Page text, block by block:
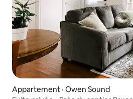
Appartement · Owen Sound